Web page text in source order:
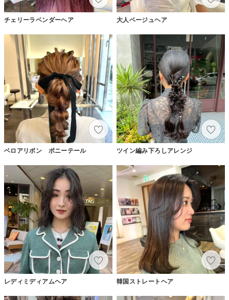
チェリーラベンダーヘア 大人ベージュヘア
ベロアリボン ポニーテール ツイン編み下ろしアレンジ
レディミディアムヘア 韓国ストレートヘア